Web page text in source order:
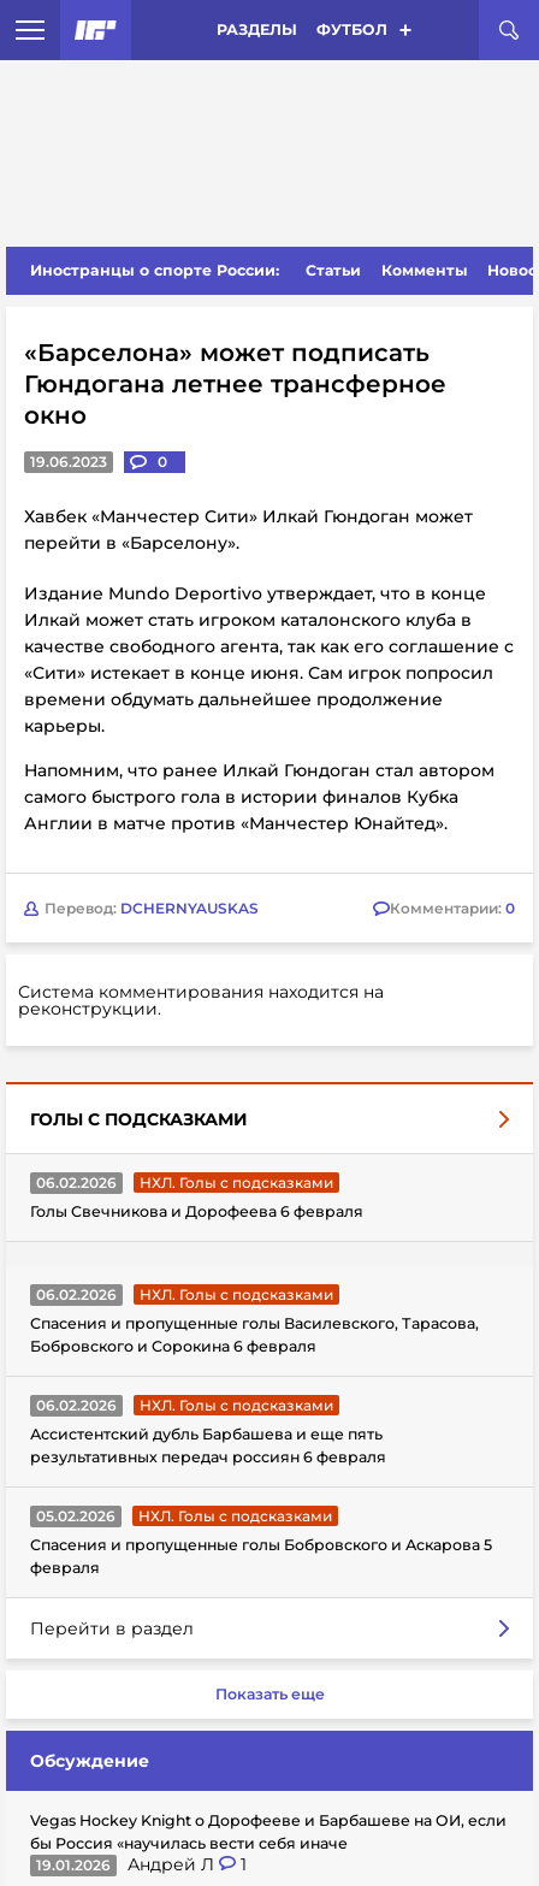
РАЗДЕЛЫ ФУТБОЛ
Иностранцы о спорте России: Статьи Комменты
«Барселона» может подписать
Гюндогана летнее трансферное
окно
19.06.2023 0
Хавбек «Манчестер Сити» Илкай Гюндоган может
перейти в «Барселону».
Издание Mundo Deportivo утверждает, что в конце
Илкай может стать игроком каталонского клуба в
качестве свободного агента, так как его соглашение с
«Сити» истекает в конце июня. Сам игрок попросил
времени обдумать дальнейшее продолжение
карьеры.
Напомним, что ранее Илкай Гюндоган стал автором
самого быстрого гола в истории финалов Кубка
Англии в матче против «Манчестер Юнайтед».
Перевод: DCHERNYAUSKAS Комментарии: 0
Система комментирования находится на
реконструкции.
ГОЛЫ С ПОДСКАЗКАМИ
06.02.2026
НХЛ. Голы с подсказками
Голы Свечникова и Дорофеева 6 февраля
06.02.2026
НХЛ. Голы с подсказками
Спасения и пропущенные голы Василевского, Тарасова,
Бобровского и Сорокина 6 февраля
06.02.2026
НХЛ. Голы с подсказками
Ассистентский дубль Барбашева и еще пять
результативных передач россиян 6 февраля
05.02.2026
НХЛ. Голы с подсказками
Спасения и пропущенные голы Бобровского и Аскарова 5
февраля
Перейти в раздел
Показать еще
Обсуждение
Vegas Hockey Knight о Дорофееве и Барбашеве на ОИ, если
бы Россия «научилась вести себя иначе
19.01.2026
Андрей Л 1